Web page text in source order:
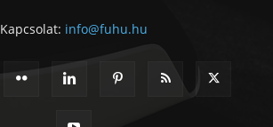
Kapcsolat: info@fuhu.hu